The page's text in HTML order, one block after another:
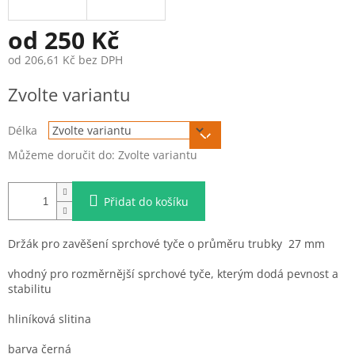
od 250 Kč
od 206,61 Kč bez DPH
cena:
Zvolte variantu
Délka
Můžeme doručit do: Zvolte variantu
Přidat do košíku
Držák pro zavěšení sprchové tyče o průměru trubky 27 mm
vhodný pro rozměrnější sprchové tyče, kterým dodá pevnost a
stabilitu
hliníková slitina
barva černá